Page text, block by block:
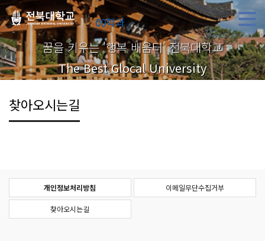
00학과
꿈을 키우는 '행복 배움터' 전북대학교
The Best Glocal University
찾아오시는길
개인정보처리방침 이메일무단수집거부
찾아오시는길